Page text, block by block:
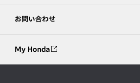
お問い合わせ
My Honda